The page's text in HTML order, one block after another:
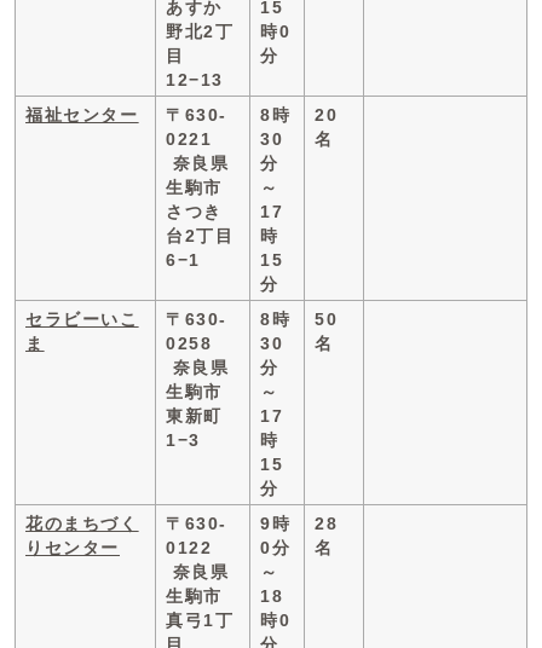
あすか
野北2丁
目
12−13
15
時0
分
福祉センター
〒630-
0221
奈良県
生駒市
さつき
台2丁目
6−1
8時
30
分
～
17
時
15
分
20
名
セラビーいこ
ま
〒630-
0258
奈良県
生駒市
東新町
1−3
8時
30
分
～
17
時
15
分
50
名
花のまちづく
りセンター
〒630-
0122
奈良県
生駒市
真弓1丁
9時
0分
～
18
時0
28
名